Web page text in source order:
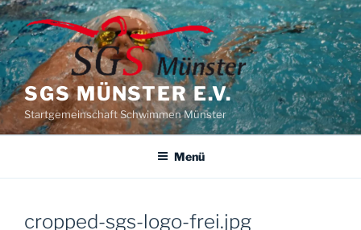
Zum
Inhalt
springen
SGS MÜNSTER E.V.
Startgemeinschaft Schwimmen Münster
Menü
cropped-sgs-logo-frei.jpg